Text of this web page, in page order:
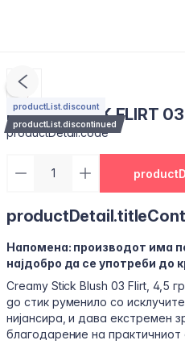
productList.discount
productList.discontinued
BLUSH STICK FLIRT 03
productDetail.code
Напомена: производот има
најдобро да се употреби до
Creamy Stick Blush 03 Flirt, 4,5
go стик руменило со
нијансира, и дава екстремен
благодарение на практичниот